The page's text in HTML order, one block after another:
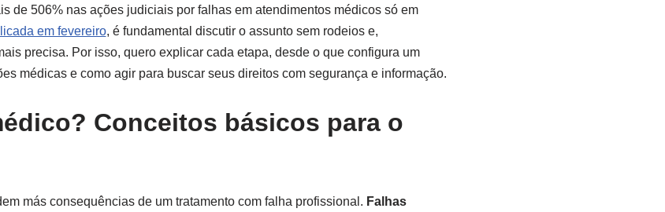
de 506% nas ações judiciais por falhas em atendimentos médicos só em
em fevereiro, é fundamental discutir o assunto sem rodeios e,
precisa. Por isso, quero explicar cada etapa, desde o que configura um
médicas e como agir para buscar seus direitos com segurança e informação.
Conceitos básicos para o
más consequências de um tratamento com falha profissional. Falhas